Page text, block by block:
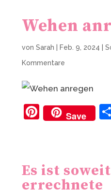
Wehen
von Sarah Feb. 9, 2024
Kommentare
Pi
nt
st
Save
Es ist
errechnete